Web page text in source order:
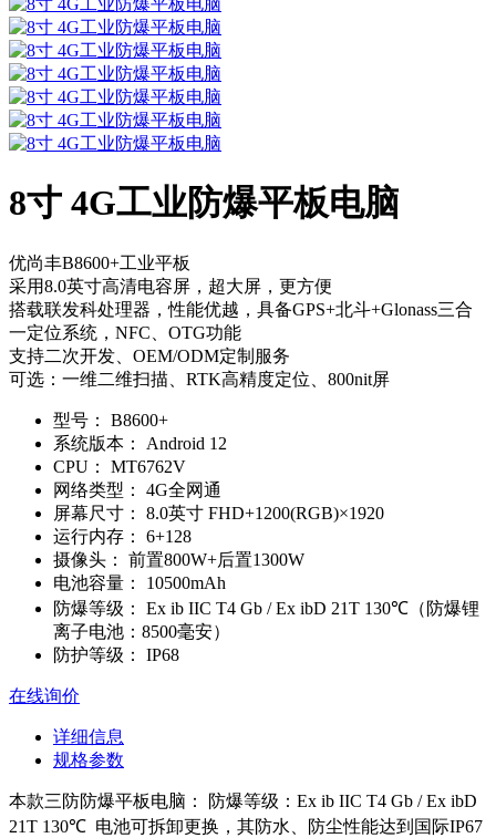
8寸 4G工业防爆平板电脑
优尚丰B8600+工业平板
采用8.0英寸高清电容屏，超大屏，更方便
搭载联发科处理器，性能优越，具备GPS+北斗+Glonass三合
一定位系统，NFC、OTG功能
支持二次开发、OEM/ODM定制服务
可选：一维二维扫描、RTK高精度定位、800nit屏
型号：
B8600+
系统版本：
Android 12
CPU：
MT6762V
网络类型：
4G全网通
屏幕尺寸：
8.0英寸 FHD+1200(RGB)×1920
运行内存：
6+128
摄像头：
前置800W+后置1300W
电池容量：
10500mAh
防爆等级：
Ex ib IIC T4 Gb / Ex ibD 21T 130℃（防爆锂
离子电池：8500毫安）
防护等级：
IP68
在线询价
详细信息
规格参数
本款三防防爆平板电脑： 防爆等级：Ex ib IIC T4 Gb / Ex ibD
21T 130℃ 电池可拆卸更换，其防水、防尘性能达到国际IP67